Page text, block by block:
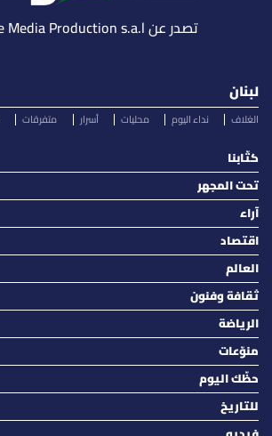
تصدر عن Lebanese Media Production s.a.l
لبنان
الغلاف نداء اليوم محليات أسرار متفرقات
كتّابنا
تحت المجهر
آراء
اقتصاد
العالم
ثقافة وفنون
الرياضة
منوّعات
حظّك اليوم
للتاريخ